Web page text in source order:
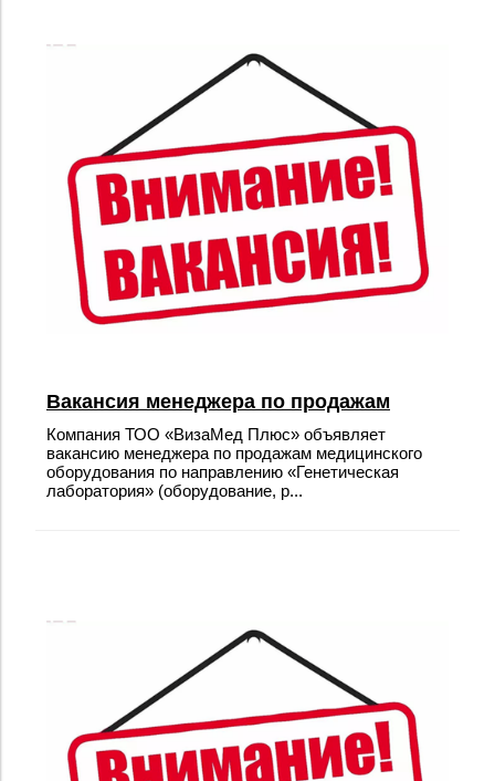
Вакансия менеджера по продажам
Компания ТОО «ВизаМед Плюс» объявляет
вакансию менеджера по продажам медицинского
оборудования по направлению «Генетическая
лаборатория» (оборудование, р...